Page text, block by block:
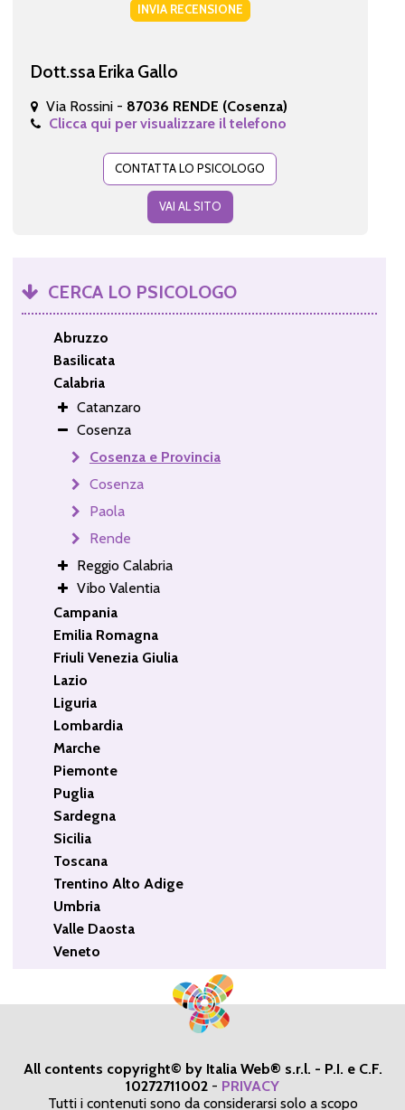
INVIA RECENSIONE
Dott.ssa Erika Gallo
Via Rossini - 87036 RENDE (Cosenza)
Clicca qui per visualizzare il telefono
CONTATTA LO PSICOLOGO
VAI AL SITO
CERCA LO PSICOLOGO
Abruzzo
Basilicata
Calabria
Catanzaro
Cosenza
Cosenza e Provincia
Cosenza
Paola
Rende
Reggio Calabria
Vibo Valentia
Campania
Emilia Romagna
Friuli Venezia Giulia
Lazio
Liguria
Lombardia
Marche
Piemonte
Puglia
Sardegna
Sicilia
Toscana
Trentino Alto Adige
Umbria
Valle Daosta
Veneto
All contents copyright© by Italia Web® s.r.l. - P.I. e C.F.
10272711002 - PRIVACY
Tutti i contenuti sono da considerarsi solo a scopo